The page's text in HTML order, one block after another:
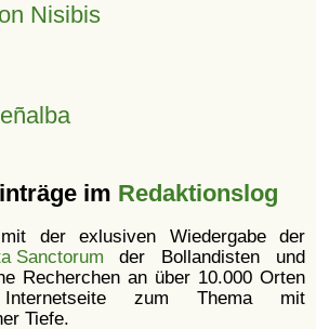
Nisibis
im Redaktionslog
der exlusiven Wiedergabe der
Sanctorum der Bollandisten und
Recherchen an über 10.000 Orten
zum Thema mit
Tiefe.